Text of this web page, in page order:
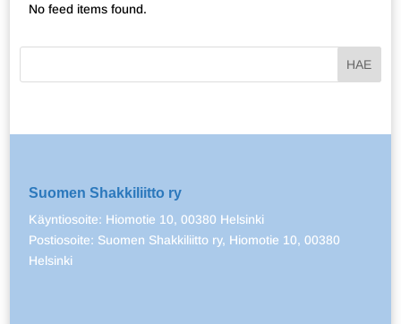
No feed items found.
Suomen Shakkiliitto ry
Käyntiosoite: Hiomotie 10, 00380 Helsinki
Postiosoite: Suomen Shakkiliitto ry, Hiomotie 10, 00380
Helsinki